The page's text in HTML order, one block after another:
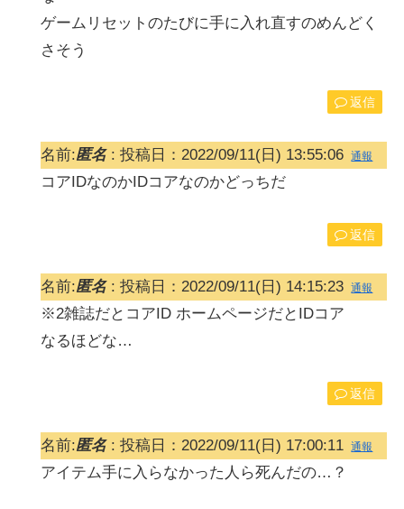
ゲームリセットのたびに手に入れ直すのめんどく
さそう
返信
名前:匿名: 投稿日：2022/09/11(日) 13:55:06 通報
コアIDなのかIDコアなのかどっちだ
返信
名前:匿名: 投稿日：2022/09/11(日) 14:15:23 通報
※2雑誌だとコアID ホームページだとIDコア
なるほどな…
返信
名前:匿名: 投稿日：2022/09/11(日) 17:00:11 通報
アイテム手に入らなかった人ら死んだの…？